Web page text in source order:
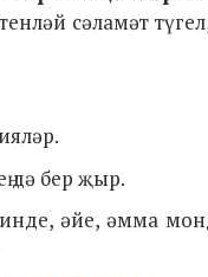
сәламәт
дә бер җыр.
әйе, әмма